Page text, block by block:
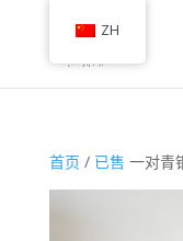
首页 / 已售 一对青
ZH